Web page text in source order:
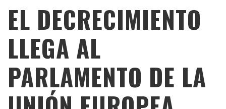
EL DECRECIMIENTO
LLEGA AL
PARLAMENTO DE LA